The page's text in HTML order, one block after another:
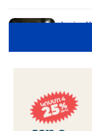
Lusine
the
Young